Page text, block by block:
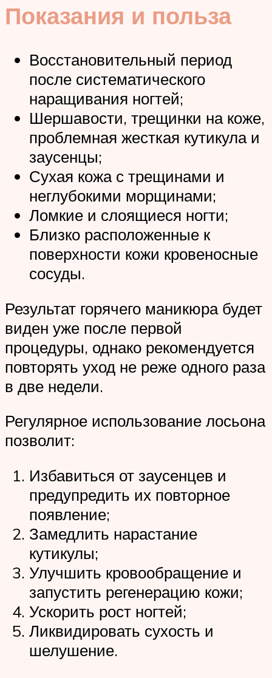
Показания и польза
Восстановительный период
после систематического
наращивания ногтей;
Шершавости, трещинки на коже,
проблемная жесткая кутикула и
заусенцы;
Сухая кожа с трещинами и
неглубокими морщинами;
Ломкие и слоящиеся ногти;
Близко расположенные к
поверхности кожи кровеносные
сосуды.
Результат горячего маникюра будет
виден уже после первой
процедуры, однако рекомендуется
повторять уход не реже одного раза
в две недели.
Регулярное использование лосьона
позволит:
Избавиться от заусенцев и
предупредить их повторное
появление;
Замедлить нарастание
кутикулы;
Улучшить кровообращение и
запустить регенерацию кожи;
Ускорить рост ногтей;
Ликвидировать сухость и
шелушение.